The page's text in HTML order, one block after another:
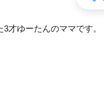
才ゆーたんのママです。